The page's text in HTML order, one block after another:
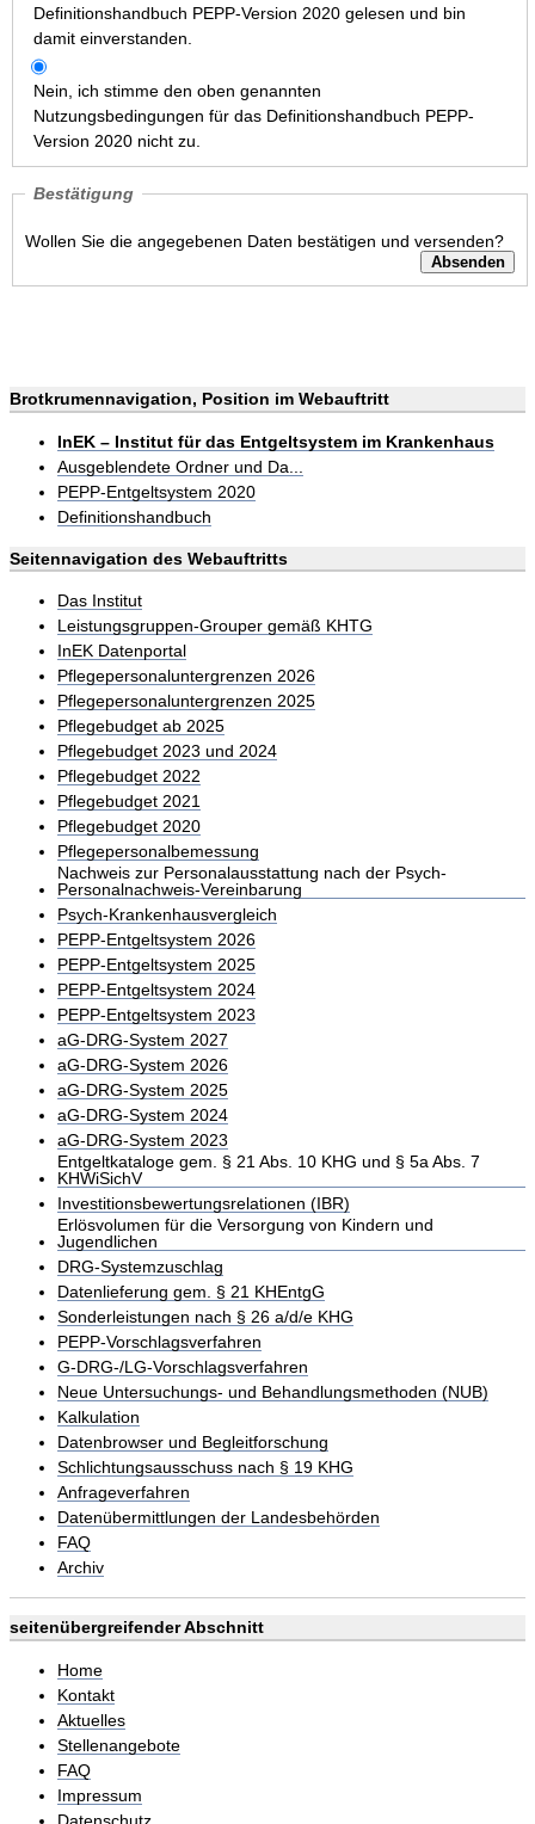
Definitionshandbuch PEPP-Version 2020 gelesen und bin
damit einverstanden.
Nein, ich stimme den oben genannten
Nutzungsbedingungen für das Definitionshandbuch PEPP-
Version 2020 nicht zu.
Bestätigung
Wollen Sie die angegebenen Daten bestätigen und versenden?
Brotkrumennavigation, Position im Webauftritt
InEK – Institut für das Entgeltsystem im Krankenhaus
Ausgeblendete Ordner und Da...
PEPP-Entgeltsystem 2020
Definitionshandbuch
Seitennavigation des Webauftritts
Das Institut
Leistungsgruppen-Grouper gemäß KHTG
InEK Datenportal
Pflegepersonaluntergrenzen 2026
Pflegepersonaluntergrenzen 2025
Pflegebudget ab 2025
Pflegebudget 2023 und 2024
Pflegebudget 2022
Pflegebudget 2021
Pflegebudget 2020
Pflegepersonalbemessung
Nachweis zur Personalausstattung nach der Psych-
Personalnachweis-Vereinbarung
Psych-Krankenhausvergleich
PEPP-Entgeltsystem 2026
PEPP-Entgeltsystem 2025
PEPP-Entgeltsystem 2024
PEPP-Entgeltsystem 2023
aG-DRG-System 2027
aG-DRG-System 2026
aG-DRG-System 2025
aG-DRG-System 2024
aG-DRG-System 2023
Entgeltkataloge gem. § 21 Abs. 10 KHG und § 5a Abs. 7
KHWiSichV
Investitionsbewertungsrelationen (IBR)
Erlösvolumen für die Versorgung von Kindern und
Jugendlichen
DRG-Systemzuschlag
Datenlieferung gem. § 21 KHEntgG
Sonderleistungen nach § 26 a/d/e KHG
PEPP-Vorschlagsverfahren
G-DRG-/LG-Vorschlagsverfahren
Neue Untersuchungs- und Behandlungsmethoden (NUB)
Kalkulation
Datenbrowser und Begleitforschung
Schlichtungsausschuss nach § 19 KHG
Anfrageverfahren
Datenübermittlungen der Landesbehörden
FAQ
Archiv
seitenübergreifender Abschnitt
Home
Kontakt
Aktuelles
Stellenangebote
FAQ
Impressum